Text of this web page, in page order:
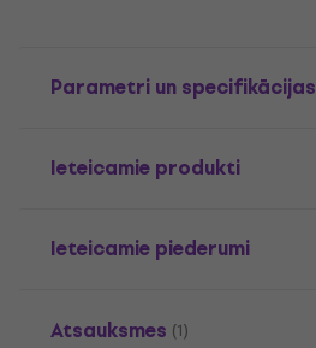
Parametri un specifikācijas
Ieteicamie produkti
Ieteicamie piederumi
Atsauksmes (1)